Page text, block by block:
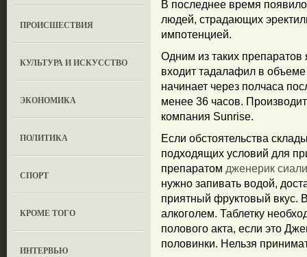
ПРОИСШЕСТВИЯ
КУЛЬТУРА И ИСКУССТВО
ЭКОНОМИКА
ПОЛИТИКА
СПОРТ
КРОМЕ ТОГО
ИНТЕРВЬЮ
В последнее время
людей, страдающих
импотенцией.
Одним из таких
входит тадалафил в объеме
начинает через полчаса
менее 36 часов.
компания Sunrise.
Если обстоятельства
подходящих условий для
препаратом дженерик
нужно запивать водой,
приятный фруктовый вкус.
алкоголем. Таблетку
полового акта, если это
половинки. Нельзя